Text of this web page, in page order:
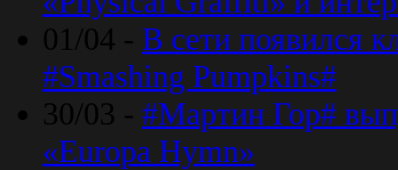
01/04 - В сети появился
#Smashing Pumpkins#
30/03 - #Мартин Гор#
«Europa Hymn»